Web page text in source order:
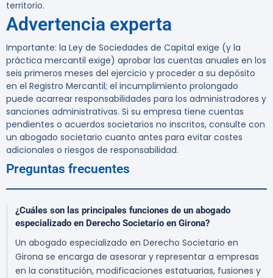
territorio.
Advertencia experta
Importante: la Ley de Sociedades de Capital exige (y la
práctica mercantil exige) aprobar las cuentas anuales en los
seis primeros meses del ejercicio y proceder a su depósito
en el Registro Mercantil; el incumplimiento prolongado
puede acarrear responsabilidades para los administradores y
sanciones administrativas. Si su empresa tiene cuentas
pendientes o acuerdos societarios no inscritos, consulte con
un abogado societario cuanto antes para evitar costes
adicionales o riesgos de responsabilidad.
Preguntas frecuentes
¿Cuáles son las principales funciones de un abogado
especializado en Derecho Societario en Girona?
Un abogado especializado en Derecho Societario en
Girona se encarga de asesorar y representar a empresas
en la constitución, modificaciones estatuarias, fusiones y